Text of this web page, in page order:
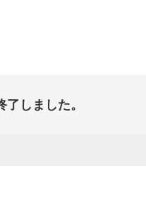
しました。